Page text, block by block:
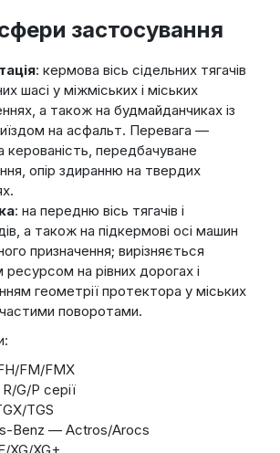
застосування
: кермова вісь сідельних тягачів
шасі у міжміських і міських
а також на будмайданчиках із
на асфальт. Перевага —
керованість, передбачуване
опір здиранню на твердих
: на передню вісь тягачів і
а також на підкермові осі машин
призначення; вирізняється
ресурсом на рівних дорогах і
геометрії протектора у міських
поворотами.
FM/FMХ
G/P серії
TGS
Benz — Actros/Arocs